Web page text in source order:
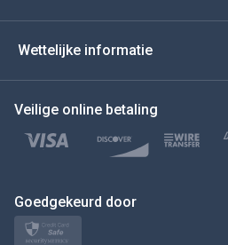
Türkçe
Polski
日本
Wettelijke informatie
Veilige online betaling
Goedgekeurd door